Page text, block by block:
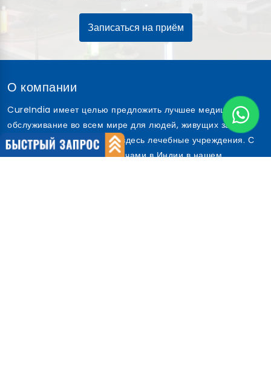
Записаться на приём
О компании
CureIndia имеет целью предложить лучшее медицинское
обслуживание во всем мире для людей, живущих за
пределами Индии, и ищет здесь лечебные учреждения. С
лучшими больницами и врачами в Индии в нашем